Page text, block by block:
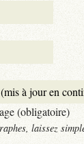
(obligatoire)
laissez